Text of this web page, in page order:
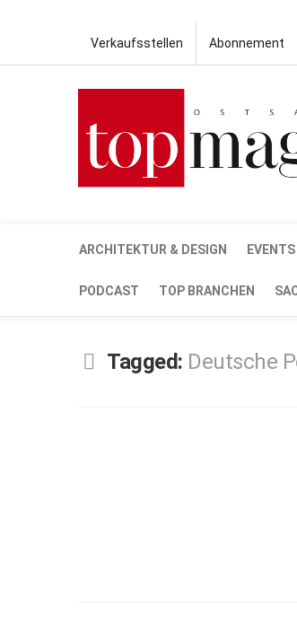
Verkaufsstellen Abonnement
ARCHITEKTUR & DESIGN EVENTS
PODCAST TOP BRANCHEN
Tagged: Deutsche